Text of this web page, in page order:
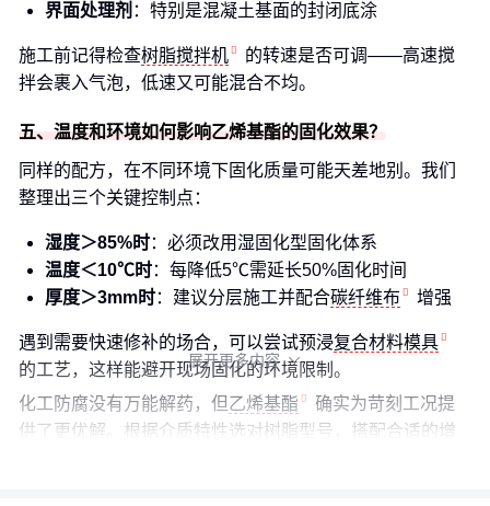
界面处理剂 ：特别是混凝土基面的封闭底涂
施工前记得检查树脂搅拌机
的转速是否可调——高速搅
拌会裹入气泡，低速又可能混合不均。
五、温度和环境如何影响乙烯基酯的固化效果？
同样的配方，在不同环境下固化质量可能天差地别。我们
整理出三个关键控制点：
湿度＞85%时：必须改用湿固化型固化体系
温度＜10℃时：每降低5℃需延长50%固化时间
厚度＞3mm时：建议分层施工并配合碳纤维布 增强
遇到需要快速修补的场合，可以尝试预浸复合材料模具
的工艺，这样能避开现场固化的环境限制。
化工防腐没有万能解药，但乙烯基酯
确实为苛刻工况提
供了更优解。根据介质特性选对树脂型号，搭配合适的增
展开更多内容 